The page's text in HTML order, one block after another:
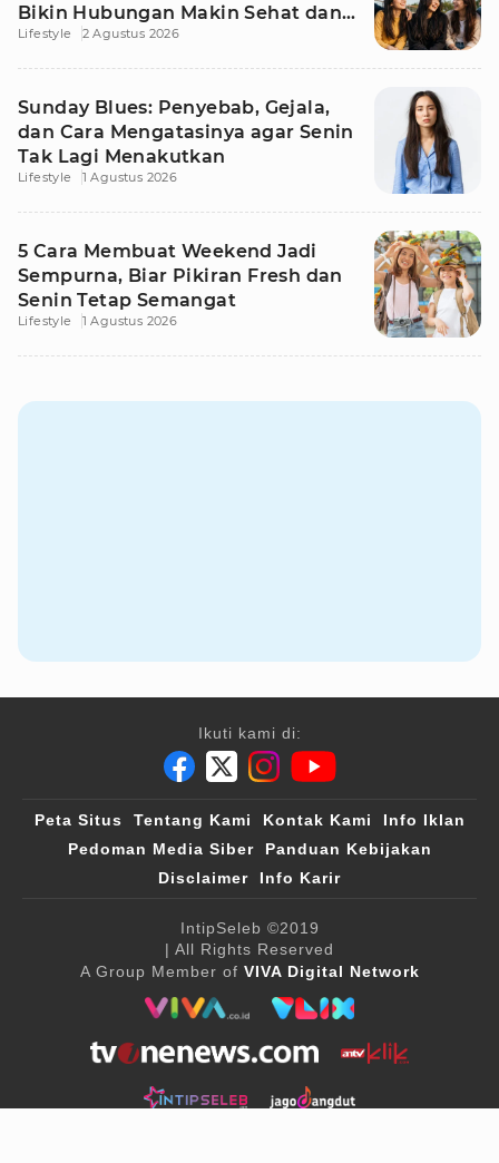
Bikin Hubungan Makin Sehat dan
Awet
Lifestyle 2 Agustus 2026
Sunday Blues: Penyebab, Gejala,
dan Cara Mengatasinya agar Senin
Tak Lagi Menakutkan
Lifestyle 1 Agustus 2026
5 Cara Membuat Weekend Jadi
Sempurna, Biar Pikiran Fresh dan
Senin Tetap Semangat
Lifestyle 1 Agustus 2026
Ikuti kami di:
Peta Situs Tentang Kami Kontak Kami
Info Iklan
Pedoman Media Siber
Panduan Kebijakan
Disclaimer
Info Karir
IntipSeleb ©2019
| All Rights Reserved
A Group Member of VIVA Digital Network